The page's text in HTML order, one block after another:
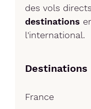
des vols
destinations
l'international.
Destinations
France